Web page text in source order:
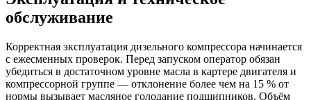
обслуживание
Корректная эксплуатация дизельного компрессора начинается
с ежесменных проверок. Перед запуском оператор обязан
убедиться в достаточном уровне масла в картере двигателя и
компрессорной группе — отклонение более чем на 15 % от
нормы вызывает масляное голодание подшипников. Объём